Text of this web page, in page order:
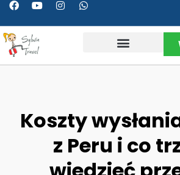
Koszty
z Peru i co